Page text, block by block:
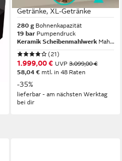
Getränke, XL-Getränke
280 g Bohnenkapazität
19 bar Pumpendruck
Keramik Scheibenmahlwerk Mahlwerk
(21)
1.999,00 € UVP 3.099,00 €
58,04 € mtl. in 48 Raten
-35%
lieferbar - am nächsten Werktag
bei dir